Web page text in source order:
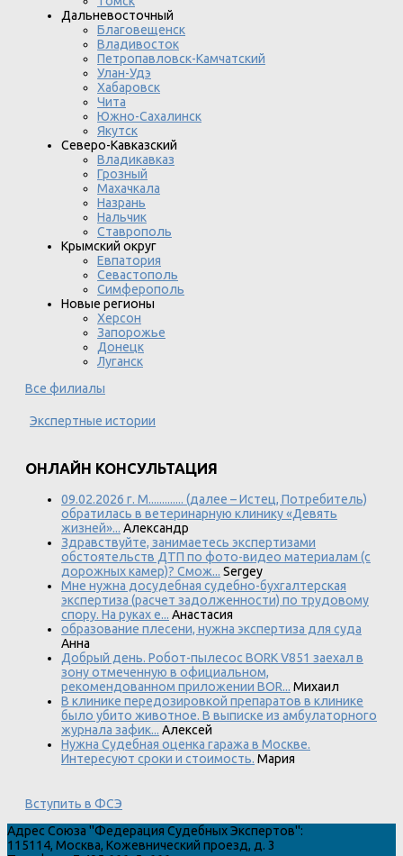
Дальневосточный
Благовещенск
Владивосток
Петропавловск-Камчатский
Улан-Удэ
Хабаровск
Чита
Южно-Сахалинск
Якутск
Северо-Кавказский
Владикавказ
Грозный
Махачкала
Назрань
Нальчик
Ставрополь
Крымский округ
Евпатория
Севастополь
Симферополь
Новые регионы
Херсон
Запорожье
Донецк
Луганск
Все филиалы
Экспертные истории
ОНЛАЙН КОНСУЛЬТАЦИЯ
09.02.2026 г. М............. (далее – Истец, Потребитель)
обратилась в ветеринарную клинику «Девять
жизней»... Александр
Здравствуйте, занимаетесь экспертизами
обстоятельств ДТП по фото-видео материалам (с
дорожных камер)? Смож... Sergey
Мне нужна досудебная судебно-бухгалтерская
экспертиза (расчет задолженности) по трудовому
спору. На руках е... Анастасия
образование плесени, нужна экспертиза для суда
Анна
Добрый день. Робот-пылесос BORK V851 заехал в
зону отмеченную в официальном,
рекомендованном приложении BOR... Михаил
В клинике передозировкой препаратов в клинике
было убито животное. В выписке из амбулаторного
журнала зафик... Алексей
Нужна Судебная оценка гаража в Москве.
Интересуют сроки и стоимость. Мария
Вступить в ФСЭ
Адрес Союза "Федерация Судебных Экспертов":
115114, Москва, Кожевнический проезд, д. 3